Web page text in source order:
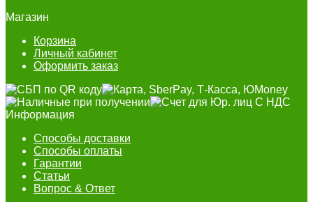
Магазин
Корзина
Личный кабинет
Оформить заказ
Информация
Способы доставки
Способы оплаты
Гарантии
Статьи
Вопрос & Ответ